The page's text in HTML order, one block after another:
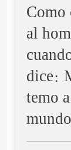
al
dice:
temo